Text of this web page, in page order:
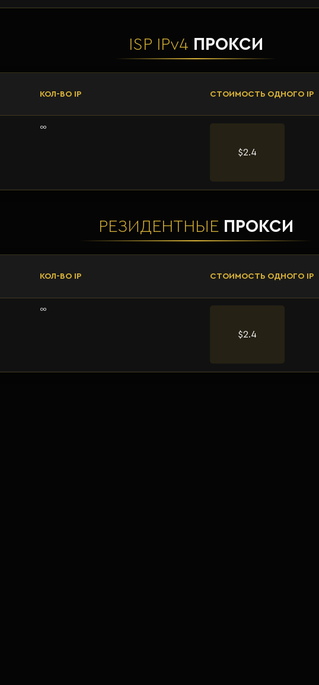
ISP IPv4 ПРОКСИ
КОЛ-ВО IP СТОИМОСТЬ ОДНОГО IP
∞
$2.4
РЕЗИДЕНТНЫЕ ПРОКСИ
КОЛ-ВО IP СТОИМОСТЬ ОДНОГО IP
∞
$2.4